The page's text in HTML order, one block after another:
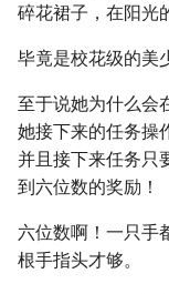
碎花裙子，在阳光
毕竟是校花级的美
至于说她为什么会
她接下来的任务操
并且接下来任务只
到六位数的奖励！
六位数啊！一只手
根手指头才够。